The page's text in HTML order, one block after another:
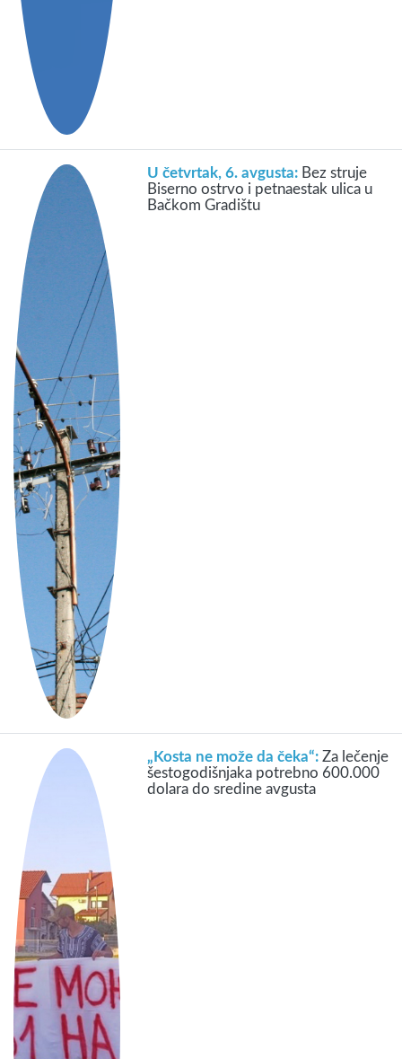
U četvrtak, 6. avgusta: Bez struje
Biserno ostrvo i petnaestak ulica u
Bačkom Gradištu
„Kosta ne može da čeka“:Za lečenje
šestogodišnjaka potrebno 600.000
dolara do sredine avgusta